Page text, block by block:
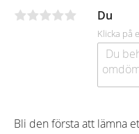
o
k Du
Klicka på
Bli den första att lämna